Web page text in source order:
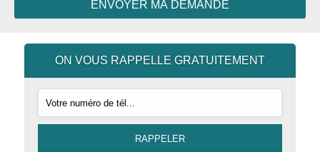
ON VOUS RAPPELLE GRATUITEMENT